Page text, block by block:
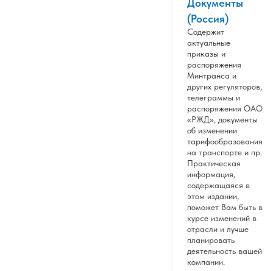
Документы
(Россия)
Содержит
актуальные
приказы и
распоряжения
Минтранса и
других регуляторов,
телеграммы и
распоряжения ОАО
«РЖД», документы
об изменении
тарифообразования
на транспорте и пр.
Практическая
информация,
содержащаяся в
этом издании,
поможет Вам быть в
курсе изменений в
отрасли и лучше
планировать
деятельность вашей
компании.